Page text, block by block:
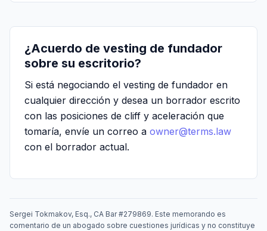
¿Acuerdo de vesting de fundador
sobre su escritorio?
Si está negociando el vesting de fundador en
cualquier dirección y desea un borrador escrito
con las posiciones de cliff y aceleración que
tomaría, envíe un correo a owner@terms.law
con el borrador actual.
Sergei Tokmakov, Esq., CA Bar #279869. Este memorando es
comentario de un abogado sobre cuestiones jurídicas y no constituye